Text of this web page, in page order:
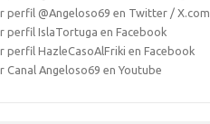
perfil @Angeloso69 en Twitter / X.com
perfil IslaTortuga en Facebook
perfil HazleCasoAlFriki en Facebook
Canal Angeloso69 en Youtube